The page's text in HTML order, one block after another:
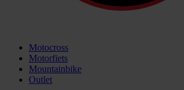
Motocross
Motorfiets
Mountainbike
Outlet